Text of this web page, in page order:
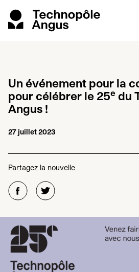
Un événement pour la
pour célébrer le 25e du
Angus !
27 juillet 2023
Partagez la nouvelle